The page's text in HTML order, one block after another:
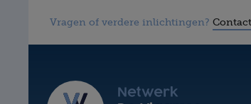
Vragen of verdere inlichtingen?